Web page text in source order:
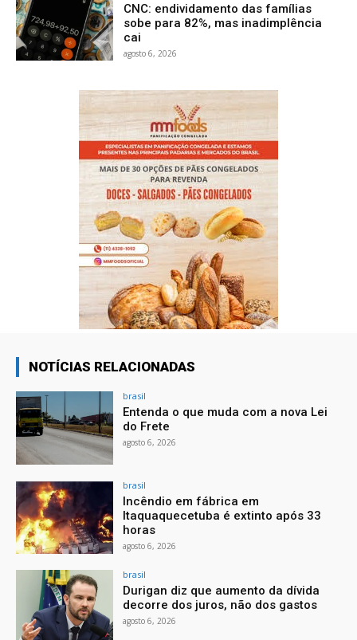
CNC: endividamento das famílias
sobe para 82%, mas inadimplência
cai
agosto 6, 2026
NOTÍCIAS RELACIONADAS
brasil
Entenda o que muda com a nova Lei
do Frete
agosto 6, 2026
brasil
Incêndio em fábrica em
Itaquaquecetuba é extinto após 33
horas
agosto 6, 2026
brasil
Durigan diz que aumento da dívida
decorre dos juros, não dos gastos
agosto 6, 2026